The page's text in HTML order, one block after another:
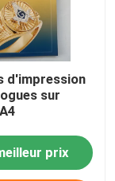
d'impression
sur
prix